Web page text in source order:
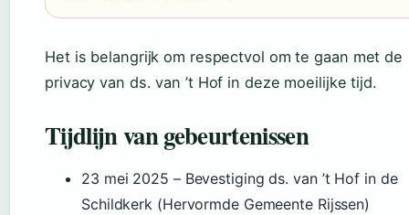
Het is belangrijk om respectvol om te gaan met de
privacy van ds. van ’t Hof in deze moeilijke tijd.
Tijdlijn van gebeurtenissen
23 mei 2025 – Bevestiging ds. van ’t Hof in de
Schildkerk (Hervormde Gemeente Rijssen)